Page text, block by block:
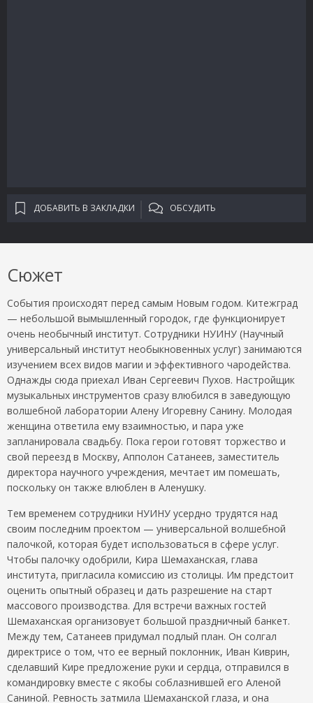
ДОБАВИТЬ В ЗАКЛАДКИ ОБСУДИТЬ
Сюжет
События происходят перед самым Новым годом. Китежград
— небольшой вымышленный городок, где функционирует
очень необычный институт. Сотрудники НУИНУ (Научный
универсальный институт необыкновенных услуг) занимаются
изучением всех видов магии и эффективного чародейства.
Однажды сюда приехал Иван Сергеевич Пухов. Настройщик
музыкальных инструментов сразу влюбился в заведующую
волшебной лаборатории Алену Игоревну Санину. Молодая
женщина ответила ему взаимностью, и пара уже
запланировала свадьбу. Пока герои готовят торжество и
свой переезд в Москву, Апполон Сатанеев, заместитель
директора научного учреждения, мечтает им помешать,
поскольку он также влюблен в Аленушку.
Тем временем сотрудники НУИНУ усердно трудятся над
своим последним проектом — универсальной волшебной
палочкой, которая будет использоваться в сфере услуг.
Чтобы палочку одобрили, Кира Шемаханская, глава
института, пригласила комиссию из столицы. Им предстоит
оценить опытный образец и дать разрешение на старт
массового производства. Для встречи важных гостей
Шемаханская организовует большой праздничный банкет.
Между тем, Сатанеев придумал подлый план. Он солгал
директрисе о том, что ее верный поклонник, Иван Киврин,
сделавший Кире предложение руки и сердца, отправился в
командировку вместе с якобы соблазнившей его Аленой
Саниной. Ревность затмила Шемаханской глаза, и она